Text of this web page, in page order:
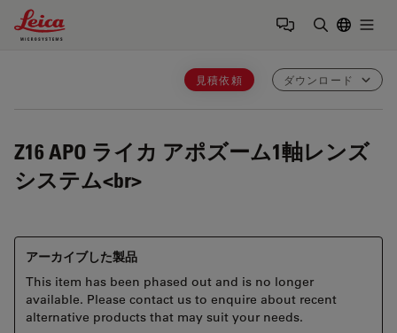
Leica Microsystems Logo
見積依頼 ダウンロード
Z16 APO ライカ アポズーム1軸レンズ
システム<br>
アーカイブした製品
This item has been phased out and is no longer
available. Please contact us to enquire about recent
alternative products that may suit your needs.